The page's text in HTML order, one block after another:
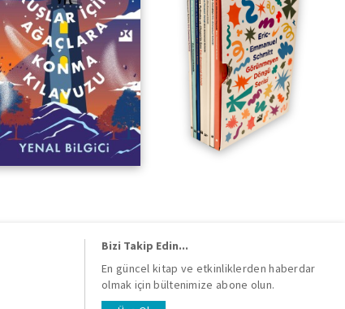
Bizi Takip Edin...
En güncel kitap ve etkinliklerden haberdar
olmak için bültenimize abone olun.